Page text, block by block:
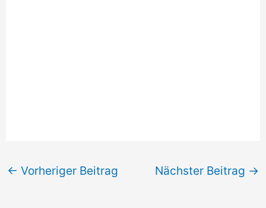
← Vorheriger Beitrag Nächster Beitrag →